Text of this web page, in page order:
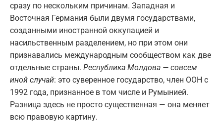
сразу по нескольким причинам. Западная и
Восточная Германия были двумя государствами,
созданными иностранной оккупацией и
насильственным разделением, но при этом они
признавались международным сообществом как две
отдельные страны. Республика Молдова — совсем
иной случай: это суверенное государство, член ООН с
1992 года, признанное в том числе и Румынией.
Разница здесь не просто существенная — она меняет
всю правовую картину.